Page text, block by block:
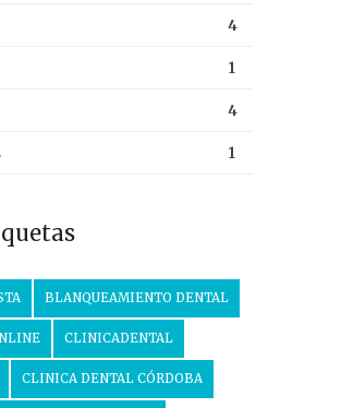
4
1
4
1
BLANQUEAMIENTO DENTAL
CLINICADENTAL
CLINICA DENTAL CÓRDOBA